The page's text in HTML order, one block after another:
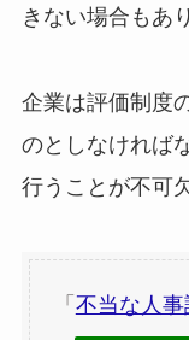
きない場合もあ
企業は評価制度
のとしなければ
行うことが不可
「 不当な人事